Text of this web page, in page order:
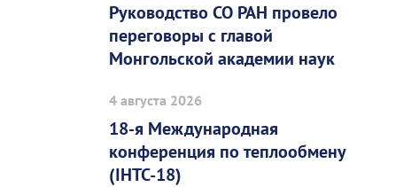
Руководство СО РАН провело
переговоры с главой
Монгольской академии наук
4 августа 2026
18-я Международная
конференция по теплообмену
(IHTC-18)